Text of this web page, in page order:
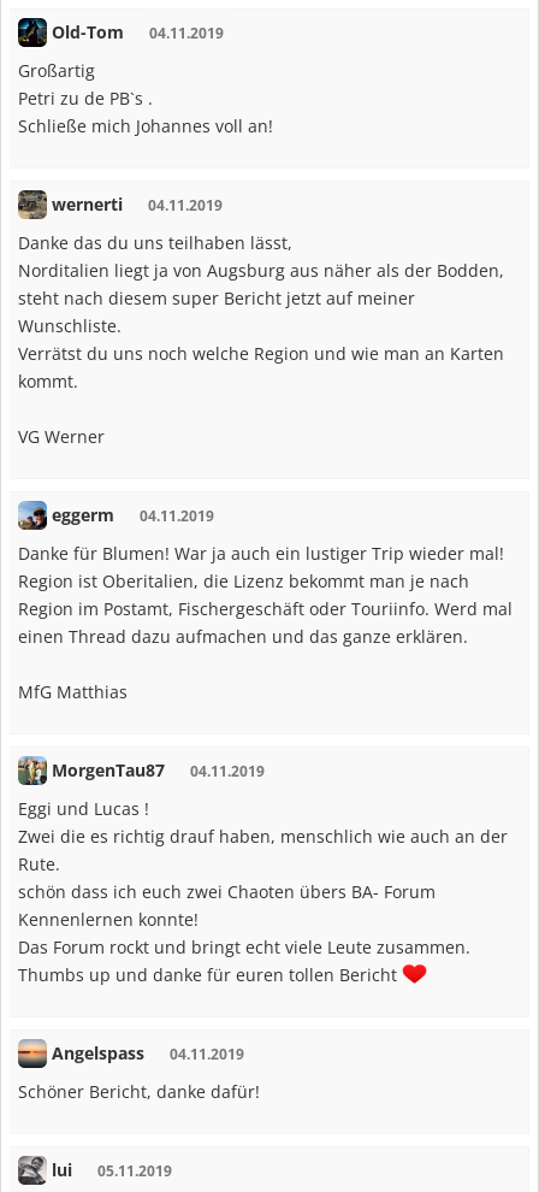
Old-Tom 04.11.2019
Großartig
Petri zu de PB`s .
Schließe mich Johannes voll an!
wernerti 04.11.2019
Danke das du uns teilhaben lässt,
Norditalien liegt ja von Augsburg aus näher als der Bodden,
steht nach diesem super Bericht jetzt auf meiner
Wunschliste.
Verrätst du uns noch welche Region und wie man an Karten
kommt.
VG Werner
eggerm 04.11.2019
Danke für Blumen! War ja auch ein lustiger Trip wieder mal!
Region ist Oberitalien, die Lizenz bekommt man je nach
Region im Postamt, Fischergeschäft oder Touriinfo. Werd mal
einen Thread dazu aufmachen und das ganze erklären.
MfG Matthias
MorgenTau87 04.11.2019
Eggi und Lucas !
Zwei die es richtig drauf haben, menschlich wie auch an der
Rute.
schön dass ich euch zwei Chaoten übers BA- Forum
Kennenlernen konnte!
Das Forum rockt und bringt echt viele Leute zusammen.
Thumbs up und danke für euren tollen Bericht
Angelspass 04.11.2019
Schöner Bericht, danke dafür!
lui 05.11.2019